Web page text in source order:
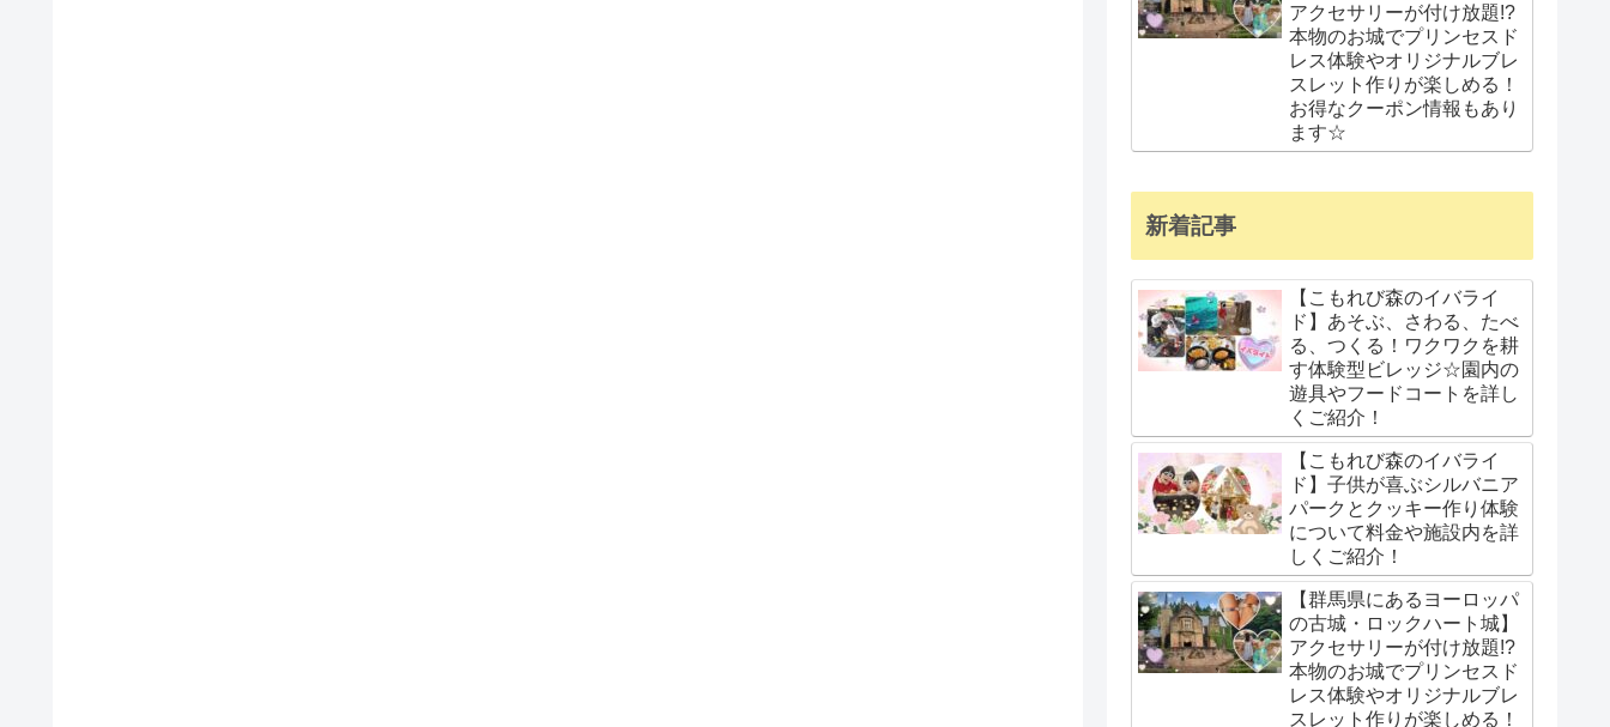
アクセサリーが付け放題!?
本物のお城でプリンセスド
レス体験やオリジナルブレ
スレット作りが楽しめる！
お得なクーポン情報もあり
ます☆
新着記事
【こもれび森のイバライ
ド】あそぶ、さわる、たべ
る、つくる！ワクワクを耕
す体験型ビレッジ☆園内の
遊具やフードコートを詳し
くご紹介！
【こもれび森のイバライ
ド】子供が喜ぶシルバニア
パークとクッキー作り体験
について料金や施設内を詳
しくご紹介！
【群馬県にあるヨーロッパ
の古城・ロックハート城】
アクセサリーが付け放題!?
本物のお城でプリンセスド
レス体験やオリジナルブレ
スレット作りが楽しめる！